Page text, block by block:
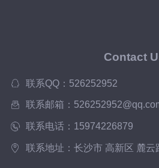
Contact
联系QQ：526252952
联系邮箱：
联系电话：15974226879
联系地址：长沙市 高新区 麓云